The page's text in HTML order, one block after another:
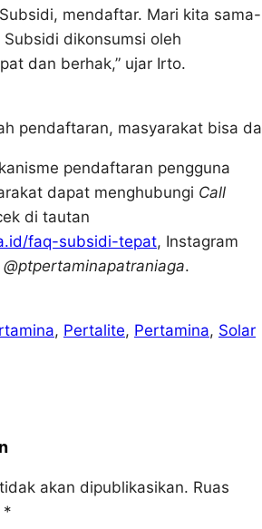
mendaftar. Mari kita sama-
dikonsumsi oleh
dan berhak,” ujar Irto.
pendaftaran, masyarakat bisa
pendaftaran pengguna
dapat menghubungi Call
di tautan
faq-subsidi-tepat, Instagram
@ptpertaminapatraniaga.
, Pertalite, Pertamina, Solar
akan dipublikasikan. Ruas
*